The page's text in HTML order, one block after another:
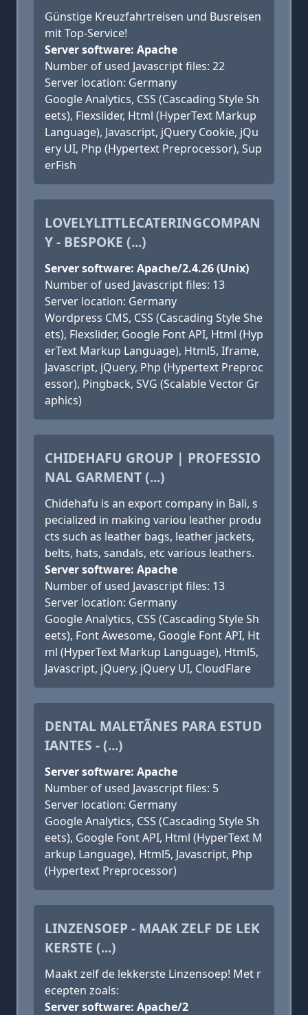
Günstige Kreuzfahrtreisen und Busreisen
mit Top-Service!
Server software: Apache
Number of used Javascript files: 22
Server location: Germany
Google Analytics, CSS (Cascading Style Sh
eets), Flexslider, Html (HyperText Markup
Language), Javascript, jQuery Cookie, jQu
ery UI, Php (Hypertext Preprocessor), Sup
erFish
LOVELYLITTLECATERINGCOMPAN
Y - BESPOKE (...)
Server software: Apache/2.4.26 (Unix)
Number of used Javascript files: 13
Server location: Germany
Wordpress CMS, CSS (Cascading Style She
ets), Flexslider, Google Font API, Html (Hyp
erText Markup Language), Html5, Iframe,
Javascript, jQuery, Php (Hypertext Preproc
essor), Pingback, SVG (Scalable Vector Gr
aphics)
CHIDEHAFU GROUP | PROFESSIO
NAL GARMENT (...)
Chidehafu is an export company in Bali, s
pecialized in making variou leather produ
cts such as leather bags, leather jackets,
belts, hats, sandals, etc various leathers.
Server software: Apache
Number of used Javascript files: 13
Server location: Germany
Google Analytics, CSS (Cascading Style Sh
eets), Font Awesome, Google Font API, Ht
ml (HyperText Markup Language), Html5,
Javascript, jQuery, jQuery UI, CloudFlare
DENTAL MALETÃ­NES PARA ESTUD
IANTES - (...)
Server software: Apache
Number of used Javascript files: 5
Server location: Germany
Google Analytics, CSS (Cascading Style Sh
eets), Google Font API, Html (HyperText M
arkup Language), Html5, Javascript, Php
(Hypertext Preprocessor)
LINZENSOEP - MAAK ZELF DE LEK
KERSTE (...)
Maakt zelf de lekkerste Linzensoep! Met r
ecepten zoals:
Server software: Apache/2